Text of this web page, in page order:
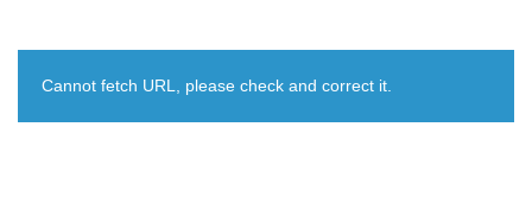
Cannot fetch URL, please check and correct it.